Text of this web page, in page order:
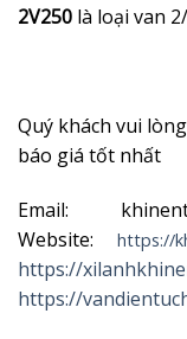
2V250 là loại van
Quý khách vui
báo giá tốt nhất
Email:
Website: https://
https://
https://